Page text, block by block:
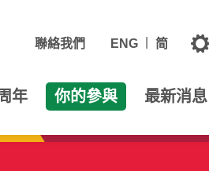
聯絡我們 ENG 简
年 你的參與 最新消息